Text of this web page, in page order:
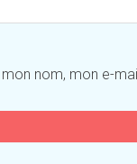
mon nom, mon e-